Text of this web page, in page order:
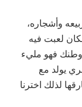
وأشجاره،
لعبت فيه
وطنك فهو مليء
يولد مع
لذلك اخترنا